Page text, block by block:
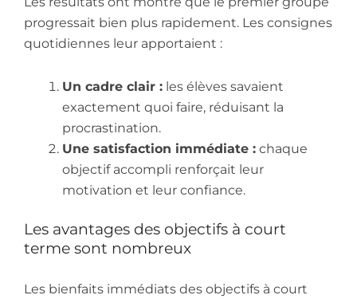
progressait bien plus rapidement. Les consignes
quotidiennes leur apportaient :
Un cadre clair : les élèves savaient
exactement quoi faire, réduisant la
procrastination.
Une satisfaction immédiate : chaque
objectif accompli renforçait leur
motivation et leur confiance.
Les avantages des objectifs à court
terme sont nombreux
Les bienfaits immédiats des objectifs à court